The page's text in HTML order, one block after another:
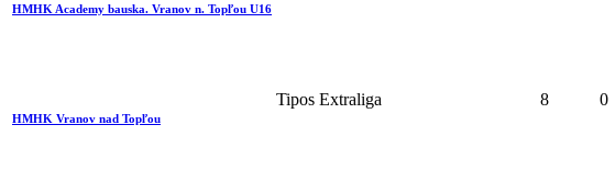
HMHK Academy bauska. Vranov n. Topľou U16
HMHK Vranov nad Topľou
Tipos Extraliga 8 0